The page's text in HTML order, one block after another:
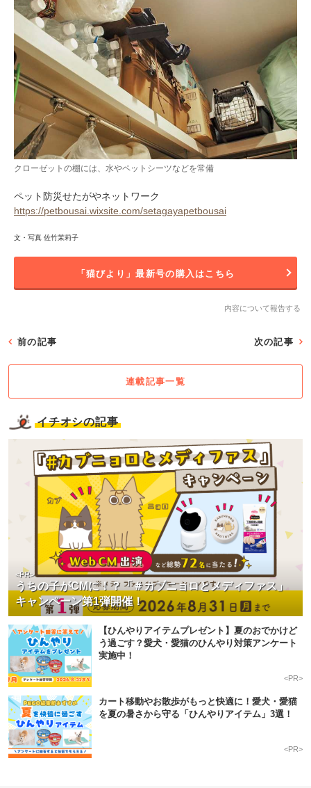
クローゼットの棚には、水やペットシーツなどを常備
ペット防災せたがやネットワーク
https://petbousai.wixsite.com/setagayapetbousai
文・写真 佐竹茉莉子
「猫びより」最新号の購入はこちら
内容について報告する
前の記事 次の記事
連載記事一覧
イチオシの記事
うちの子がCMに！？「＃カブニョロとメディファス」
キャンペーン第1弾開催！
<PR>
【ひんやりアイテムプレゼント】夏のおでかけど
う過ごす？愛犬・愛猫のひんやり対策アンケート
実施中！
<PR>
カート移動やお散歩がもっと快適に！愛犬・愛猫
を夏の暑さから守る「ひんやりアイテム」3選！
<PR>